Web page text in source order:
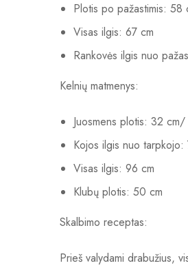
Plotis po pažastimis: 58
Visas ilgis: 67 cm
Rankovės ilgis nuo
Kelnių matmenys:
Juosmens plotis: 32
Kojos ilgis nuo tarpkojo:
Visas ilgis: 96 cm
Klubų plotis: 50 cm
Skalbimo receptas:
Prieš valydami drabužius,